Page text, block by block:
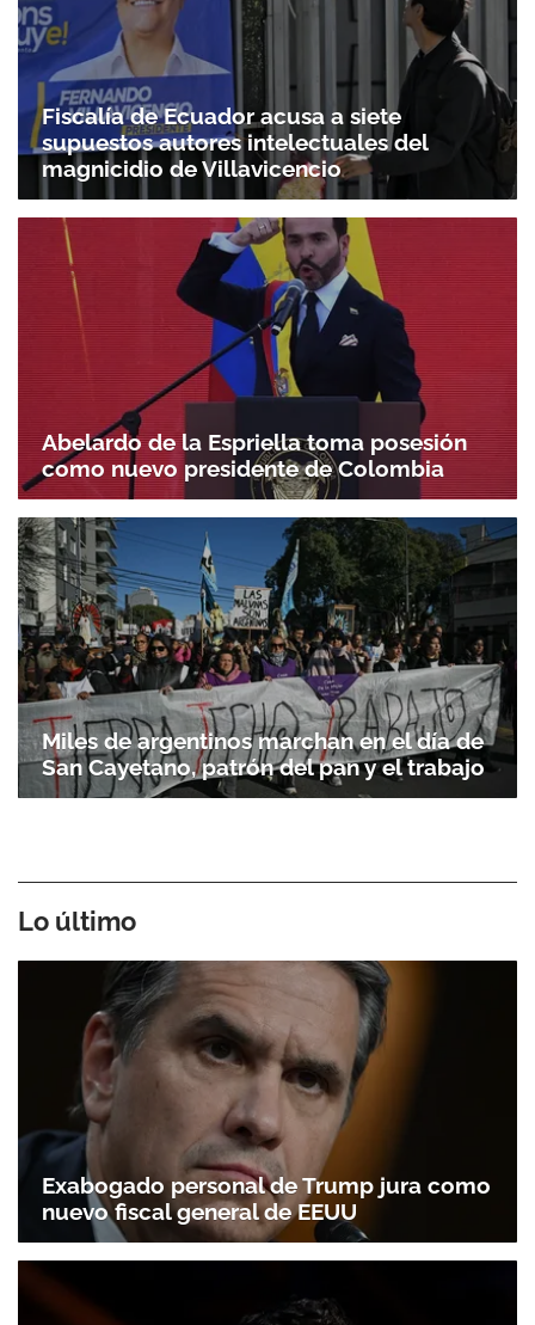
Fiscalía de Ecuador acusa a siete
supuestos autores intelectuales del
magnicidio de Villavicencio
Abelardo de la Espriella toma posesión
como nuevo presidente de Colombia
Miles de argentinos marchan en el día de
San Cayetano, patrón del pan y el trabajo
Lo último
Exabogado personal de Trump jura como
nuevo fiscal general de EEUU